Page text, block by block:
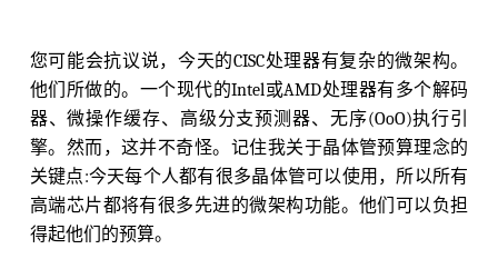
您可能会抗议说，今天的CISC处理器有复杂的微架构。
他们所做的。一个现代的Intel或AMD处理器有多个解码
器、微操作缓存、高级分支预测器、无序(OoO)执行引
擎。然而，这并不奇怪。记住我关于晶体管预算理念的
关键点:今天每个人都有很多晶体管可以使用，所以所有
高端芯片都将有很多先进的微架构功能。他们可以负担
得起他们的预算。